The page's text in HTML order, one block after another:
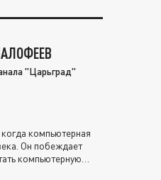
"Царьград"
компьютерная
Он побеждает
компьютерную